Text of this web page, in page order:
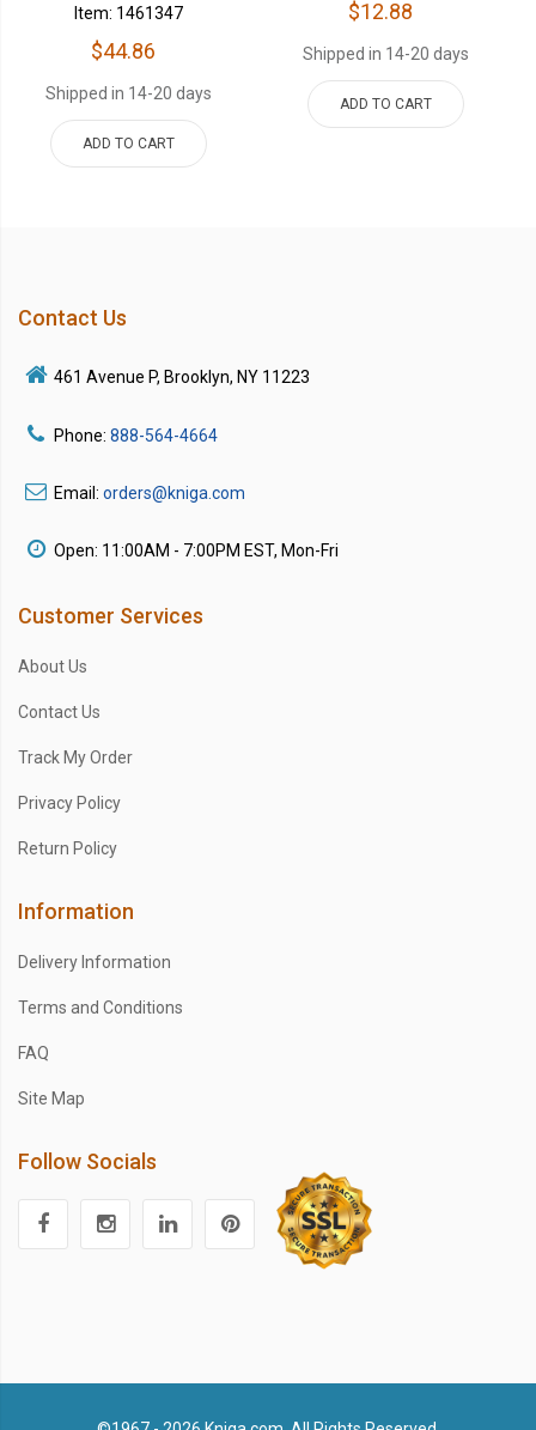
Item: 1461347
$44.86
Shipped in 14-20 days
ADD TO CART
$12.88
Shipped in 14-20 days
ADD TO CART
Contact Us
461 Avenue P, Brooklyn, NY 11223
Phone: 888-564-4664
Email: orders@kniga.com
Open: 11:00AM - 7:00PM EST, Mon-Fri
Customer Services
About Us
Contact Us
Track My Order
Privacy Policy
Return Policy
Information
Delivery Information
Terms and Conditions
FAQ
Site Map
Follow Socials